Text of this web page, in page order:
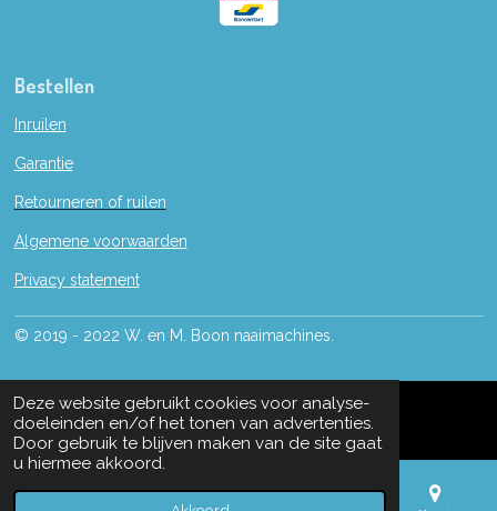
Deze website gebruikt cookies voor analyse-
doeleinden en/of het tonen van advertenties.
Door gebruik te blijven maken van de site gaat
u hiermee akkoord.
Bestellen
Inruilen
Garantie
Retourneren of ruilen
Algemene voorwaarden
Privacy statement
© 2019 - 2022 W. en M. Boon naaimachines.